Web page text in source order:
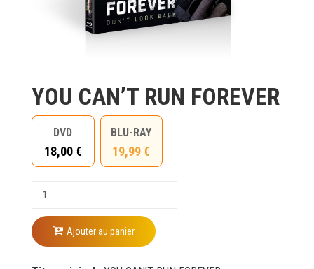
YOU CAN’T RUN FOREVER
DVD
18,00 €
BLU-RAY
19,99 €
Ajouter au panier